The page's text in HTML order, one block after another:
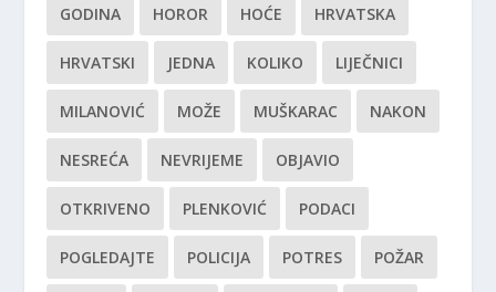
GODINA HOROR HOĆE HRVATSKA
HRVATSKI JEDNA KOLIKO LIJEČNICI
MILANOVIĆ MOŽE MUŠKARAC NAKON
NESREĆA NEVRIJEME OBJAVIO
OTKRIVENO PLENKOVIĆ PODACI
POGLEDAJTE POLICIJA POTRES POŽAR